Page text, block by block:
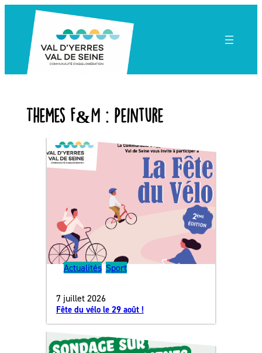
contenu
Themes F&M : Peinture
Actualités, Sport
7 juillet 2026
Fête du vélo le 29 août !